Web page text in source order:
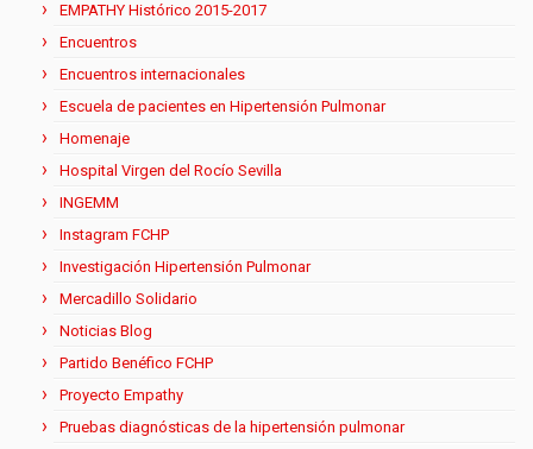
EMPATHY Histórico 2015-2017
Encuentros
Encuentros internacionales
Escuela de pacientes en Hipertensión Pulmonar
Homenaje
Hospital Virgen del Rocío Sevilla
INGEMM
Instagram FCHP
Investigación Hipertensión Pulmonar
Mercadillo Solidario
Noticias Blog
Partido Benéfico FCHP
Proyecto Empathy
Pruebas diagnósticas de la hipertensión pulmonar